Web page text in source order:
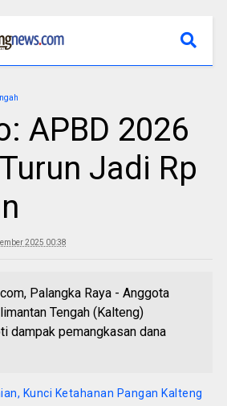
APBD 2026
Jadi Rp
2025 00:38
Palangka Raya - Anggota
Tengah (Kalteng)
dampak pemangkasan dana
Kunci Ketahanan Pangan Kalteng